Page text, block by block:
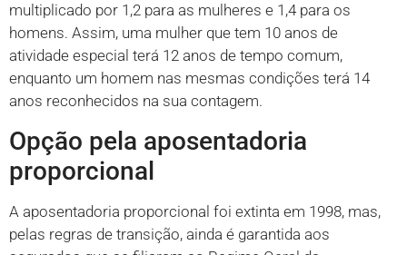
multiplicado por 1,2 para as mulheres e 1,4 para os
homens. Assim, uma mulher que tem 10 anos de
atividade especial terá 12 anos de tempo comum,
enquanto um homem nas mesmas condições terá 14
anos reconhecidos na sua contagem.
Opção pela aposentadoria
proporcional
A aposentadoria proporcional foi extinta em 1998, mas,
pelas regras de transição, ainda é garantida aos